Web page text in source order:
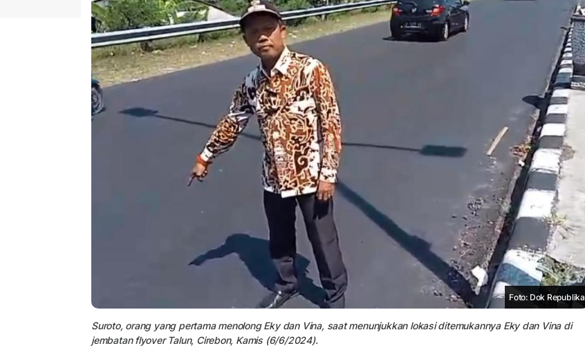
Foto: Dok Republika
Suroto, orang yang pertama menolong Eky dan Vina, saat menunjukkan lokasi ditemukannya Eky dan Vina di
jembatan flyover Talun, Cirebon, Kamis (6/6/2024).